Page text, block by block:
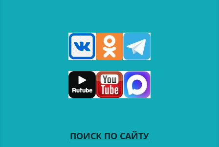
ПОИСК ПО САЙТУ